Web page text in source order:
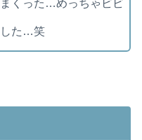
くった…めっちゃビビ
した…笑